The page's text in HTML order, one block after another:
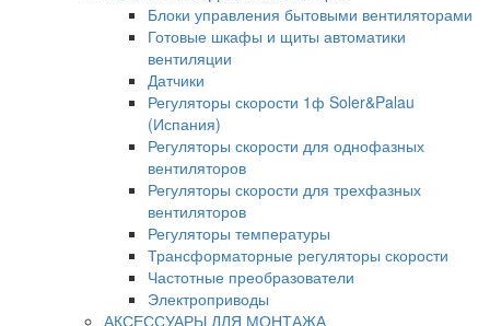
Блоки управления бытовыми вентиляторами
Готовые шкафы и щиты автоматики
вентиляции
Датчики
Регуляторы скорости 1ф Soler&Palau
(Испания)
Регуляторы скорости для однофазных
вентиляторов
Регуляторы скорости для трехфазных
вентиляторов
Регуляторы температуры
Трансформаторные регуляторы скорости
Частотные преобразователи
Электроприводы
АКСЕССУАРЫ ДЛЯ МОНТАЖА